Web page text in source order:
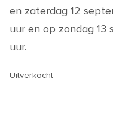
en zaterdag 12
uur en op zondag 13
uur.
Uitverkocht